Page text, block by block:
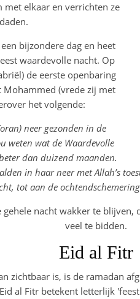
met elkaar en verrichten ze
bijzondere dag en heet
waardevolle nacht. Op
de eerste openbaring
Mohammed (vrede zij met
het volgende:
neer gezonden in de
weten wat de Waardevolle
dan duizend maanden.
in haar neer met Allah’s
tot aan de
nacht wakker te blijven,
veel te bidden.
Eid al Fitr
zichtbaar is, is de ramadan
al Fitr betekent letterlijk